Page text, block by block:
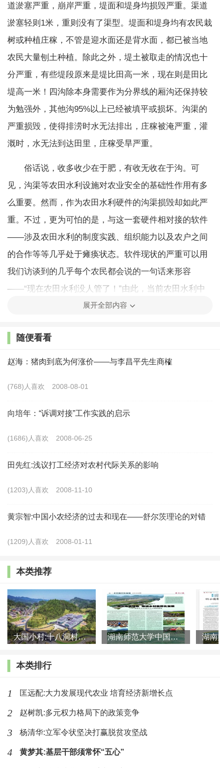
道淤塞严重，崩岸严重，堤面和堤身均损毁严重。渠道
淤塞轻则1米，重则没有了渠型。堤面和堤身均有农民栽
树或种植庄稼，不管是迎水面还是背水面，都已被当地
农民大量刨土种植。除此之外，堤土被取走的情况也十
分严重，有些堤段原来是堤比田高一米，现在则是田比
堤高一米！四沟除本身需要作为分界线的厢沟还保持较
为勉强外，其他沟95%以上已经被填平或损坏。沟渠的
严重损毁，使得排涝时水无法排出，庄稼被淹严重，灌
溉时，水无法到达田里，庄稼受旱严重。
俗话说，收多收少在于肥，有收无收在于沟。可
见，沟渠等农田水利设施对农业安全的基础性作用有多
么重要。然而，作为农田水利硬件的沟渠损毁却如此严
重。不过，更为可怕的是，与这一套硬件相对接的软件
——涉及农田水利的制度实践、组织能力以及农户之间
的合作等等几乎处于瘫痪状态。软件现状的严重可以用
我们访谈到的几乎每个农民都会说的一句话来形容
——“现在农田水利没人管了！”由此，当前农田水利中
比较少地看到能有基层政权和基层组织的强有力的作
它旱死还是淹死，没钱关我鸟事！”
与农田水利接触最亲密的农民又是怎样一种形象
呢？他们平时忙于将垃圾倒在渠道里，忙于将四沟填平
于将堤土刨松种菜。冬播过后农闲时，他们又忙于在麻
将桌上蹉跎岁月。天旱时，他们看着庄稼旱死而忙于痛
处看着农作物一天天被淹死而忙于流着泪水却又大多无
人愿意下水挖开渠道！村干部来组织时，他们忙于推
与他们无关，仿佛，农田水利又是他们的命根子。
农田水利，无论是硬件设施，还是软件制度和组
实质上就是由三个问题组成，其一是农田水利的硬件设
施问题，其二是农田水利的软件——制度和组织问题，
其三是与这前两方面对接的农民的问题。而这三个问题
又是有层次的，第一个问题，最为表面，也最为直观。
题的桥梁。第三个问题是最基础的，它决定了第一个问
个问题中的制度和组织的实践能否成功。本质上，无论
是硬件还是软件，都是如何为人所用和为人服务的问
题，因此，硬件和软件都是手段，而人才是最终目的。
由此，本报告着重要考察的就是，当前农田水利的
展开全部内容
随便看看
赵海：猪肉到底为何涨价——与李昌平先生商榷
(768)人喜欢 2008-08-01
向培年：“诉调对接”工作实践的启示
(1686)人喜欢 2008-06-25
田先红:浅议打工经济对农村代际关系的影响
(1203)人喜欢 2008-11-10
黄宗智:中国小农经济的过去和现在——舒尔茨理论的对错
(1209)人喜欢 2008-01-11
本类推荐
大国小村:十八洞村的现代变迁是一道美丽的风景线 湖南师范大学中国乡村振兴研究院课题组:突出地域特色 推进乡村
本类排行
1 匡远配:大力发展现代农业 培育经济新增长点
2 赵树凯:多元权力格局下的政策竞争
3 杨清华:立军令状坚决打赢脱贫攻坚战
4 黄梦其:基层干部须常怀“五心”